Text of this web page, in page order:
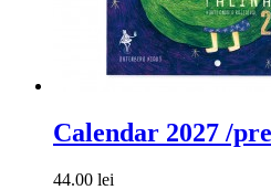
Calendar 2027 /
44.00 lei